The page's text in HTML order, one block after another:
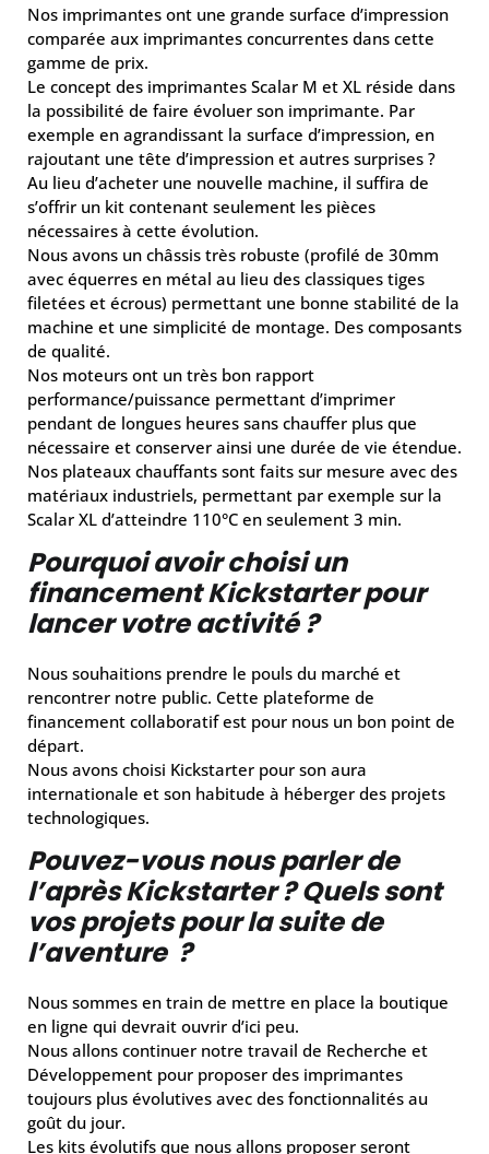
Nos imprimantes ont une grande surface d’impression
comparée aux imprimantes concurrentes dans cette
gamme de prix.
Le concept des imprimantes Scalar M et XL réside dans
la possibilité de faire évoluer son imprimante. Par
exemple en agrandissant la surface d’impression, en
rajoutant une tête d’impression et autres surprises ?
Au lieu d’acheter une nouvelle machine, il suffira de
s’offrir un kit contenant seulement les pièces
nécessaires à cette évolution.
Nous avons un châssis très robuste (profilé de 30mm
avec équerres en métal au lieu des classiques tiges
filetées et écrous) permettant une bonne stabilité de la
machine et une simplicité de montage. Des composants
de qualité.
Nos moteurs ont un très bon rapport
performance/puissance permettant d’imprimer
pendant de longues heures sans chauffer plus que
nécessaire et conserver ainsi une durée de vie étendue.
Nos plateaux chauffants sont faits sur mesure avec des
matériaux industriels, permettant par exemple sur la
Scalar XL d’atteindre 110°C en seulement 3 min.
Pourquoi avoir choisi un
financement Kickstarter pour
lancer votre activité ?
Nous souhaitions prendre le pouls du marché et
rencontrer notre public. Cette plateforme de
financement collaboratif est pour nous un bon point de
départ.
Nous avons choisi Kickstarter pour son aura
internationale et son habitude à héberger des projets
technologiques.
Pouvez-vous nous parler de
l’après Kickstarter ? Quels sont
vos projets pour la suite de
l’aventure ?
Nous sommes en train de mettre en place la boutique
en ligne qui devrait ouvrir d’ici peu.
Nous allons continuer notre travail de Recherche et
Développement pour proposer des imprimantes
toujours plus évolutives avec des fonctionnalités au
goût du jour.
Les kits évolutifs que nous allons proposer seront